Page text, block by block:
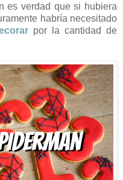
es verdad que si hubiera
habría necesitado
por la cantidad de